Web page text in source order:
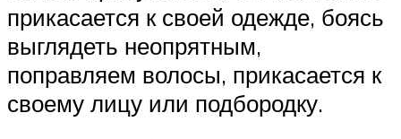
прикасается к своей одежде, боясь
выглядеть неопрятным,
поправляем волосы, прикасается к
своему лицу или подбородку.